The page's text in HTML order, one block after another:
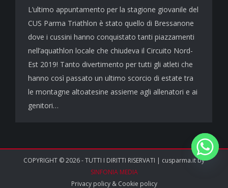
L’ultimo appuntamento per la stagione giovanile del
CUS Parma Triathlon è stato quello di Bressanone
dove i cussini hanno conquistato tanti piazzamenti
nell’aquathlon locale che chiudeva il Circuito Nord-
Est 2019! Tanto divertimento per tutti gli atleti che
hanno così passato un ultimo scorcio di estate tra
le montagne altoatesine assieme agli allenatori e ai
genitori…
COPYRIGHT © 2026 - TUTTI I DIRITTI RISERVATI | cusparma.it by
SINFONIA MEDIA
Privacy policy& Cookie policy